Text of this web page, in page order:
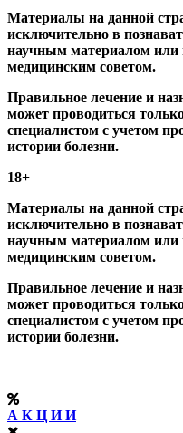
Материалы на данной
исключительно в
научным материалом или
медицинским советом.
Правильное лечение и
может проводиться
специалистом с учетом
истории болезни.
18+
Материалы на данной
исключительно в
научным материалом или
медицинским советом.
Правильное лечение и
может проводиться
специалистом с учетом
истории болезни.
А К Ц И И